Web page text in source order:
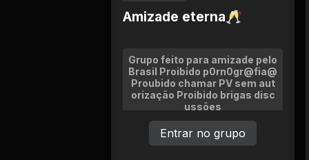
Amizade eterna🥂
Grupo feito para amizade pelo
Brasil Proibido p0rn0gr@fia@
Proubido chamar PV sem aut
orização Proibido brigas disc
ussões
Entrar no grupo